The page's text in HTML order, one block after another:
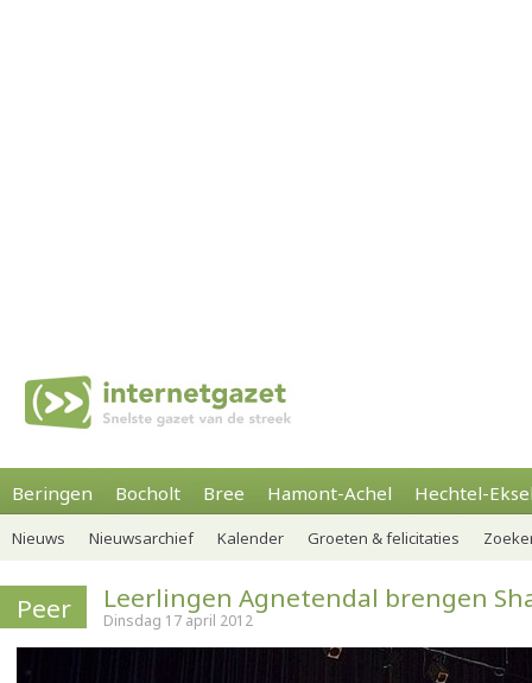
Beringen Bocholt Bree Hamont-Achel Hechtel-
Nieuws Nieuwsarchief Kalender Groeten & felicitaties
Peer Leerlingen Agnetendal brengen
Dinsdag 17 april 2012